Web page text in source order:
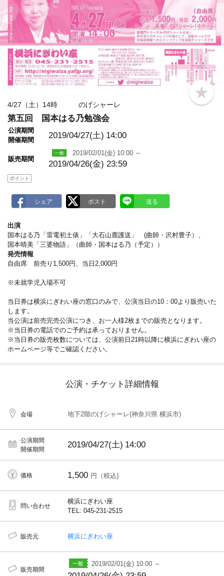
b
o
4/27（土）14時 のげシャーレ
第五回 国本はる乃勉強会
公演期間
開催期間
2019/04/27(土) 14:00
販売期間
2019/02/01(金) 10:00 ～
2019/04/26(金) 23:59
ポイント
出演
国本はる乃「雷電初土俵」「大石山鹿護送」 (曲師・沢村豊子）、
国本晴美「三婆物語」（曲師・国本はる乃（予定））
発売情報
自由席 前売り1,500円、当日2,000円
※未就学児入場不可
当日券は横浜にぎわい座の窓口のみで、公演当日の10：00より販売いた
します。
当公演は前売完売公演につき、お一人様2枚までの販売となります。
※当日券の電話でのご予約は承っておりません。
※当日券の販売枚数については、公演前日21時以降に横浜にぎわい座の
ホームページ等でご確認ください。
公演・チケット詳細情報
会場 地下2階のげシャーレ(神奈川県 横浜市)
公演期間
開催期間
2019/04/27(土) 14:00
価格 1,500 円（税込)
問い合わせ
横浜にぎわい座
TEL: 045-231-2515
販売元 横浜にぎわい座
販売期間
2019/02/01(金) 10:00 ～